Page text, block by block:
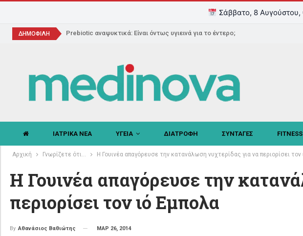
Σάββατο, 8 Αυγούστου,
ΔΗΜΟΦΙΛΗ Prebiotic αναψυκτικά: Είναι όντως υγιεινά για το έντερο;
ΙΑΤΡΙΚΑ ΝΕΑ ΥΓΕΙΑ ΔΙΑΤΡΟΦΗ ΣΥΝΤΑΓΕΣ FITNESS
Αρχική Γνωρίζετε ότι... Η Γουινέα απαγόρευσε την κατανάλωση νυχτερίδας για να περιορίσει τον
Η Γουινέα απαγόρευσε την
περιορίσει τον ιό Εμπολα
By Αθανάσιος Βαθιώτης ΜΑΡ 26, 2014